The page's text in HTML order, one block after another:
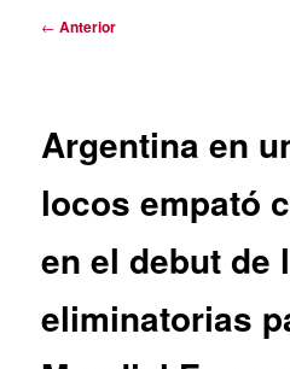
Navegación
← Anterior
Argentina en
locos empató
en el debut de
eliminatorias